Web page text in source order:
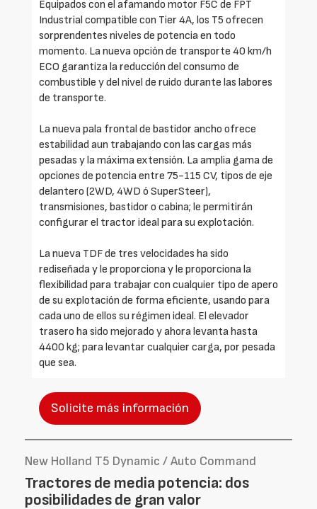
Equipados con el afamando motor F5C de FPT
Industrial compatible con Tier 4A, los T5 ofrecen
sorprendentes niveles de potencia en todo
momento. La nueva opción de transporte 40 km/h
ECO garantiza la reducción del consumo de
combustible y del nivel de ruido durante las labores
de transporte.
La nueva pala frontal de bastidor ancho ofrece
estabilidad aun trabajando con las cargas más
pesadas y la máxima extensión. La amplia gama de
opciones de potencia entre 75-115 CV, tipos de eje
delantero (2WD, 4WD ó SuperSteer),
transmisiones, bastidor o cabina; le permitirán
configurar el tractor ideal para su explotación.
La nueva TDF de tres velocidades ha sido
rediseñada y le proporciona y le proporciona la
flexibilidad para trabajar con cualquier tipo de apero
de su explotación de forma eficiente, usando para
cada uno de ellos su régimen ideal. El elevador
trasero ha sido mejorado y ahora levanta hasta
4400 kg; para levantar cualquier carga, por pesada
que sea.
Solicite más información
New Holland T5 Dynamic / Auto Command
Tractores de media potencia: dos
posibilidades de gran valor